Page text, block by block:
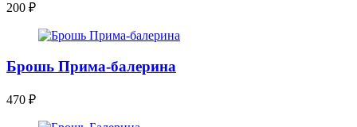
200 ₽
Брошь Прима-балерина
470 ₽